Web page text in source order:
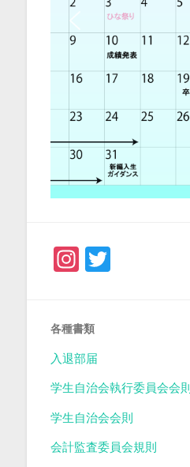
Instagram
各種書類
入退部届
学生自治会執行委員会会則
学生自治会会則
会計監査委員会規則